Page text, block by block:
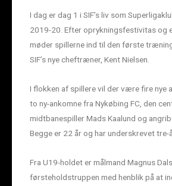
I dag er dag 1 i SIF’s liv som
2019-20. Efter oprykningsfestivitas og
møder spillerne ind til den første
SIF’s nye cheftræner, Kent Nielsen.
I flokken af spillere vil der være fire nye
to ny-ankomne fra Nykøbing FC, den
midtbanespiller Mads Kaalund og
Begge er 22 år og har underskrevet
Fra U19-holdet er målmand Magnus
førsteholdstruppen med henblik på at